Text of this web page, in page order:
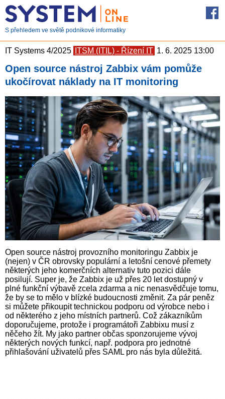
S přehledem ve světě podnikové informatiky
IT Systems 4/2025 ITSM (ITIL) - Řízení IT 1. 6. 2025 13:00
Open source nástroj Zabbix vám pomůže
ukočírovat náklady na IT monitoring
Open source nástroj provozního monitoringu Zabbix je
(nejen) v ČR obrovsky populární a letošní cenové přemety
některých jeho komerčních alternativ tuto pozici dále
posilují. Super je, že Zabbix je už přes 20 let dostupný v
plné funkční výbavě zcela zdarma a nic nenasvědčuje tomu,
že by se to mělo v blízké budoucnosti změnit. Za pár peněz
si můžete přikoupit technickou podporu od výrobce nebo i
od některého z jeho místních partnerů. Což zákazníkům
doporučujeme, protože i programátoři Zabbixu musí z
něčeho žít. My jako partner občas sponzorujeme vývoj
některých nových funkcí, např. podpora pro jednotné
přihlašování uživatelů přes SAML pro nás byla důležitá.